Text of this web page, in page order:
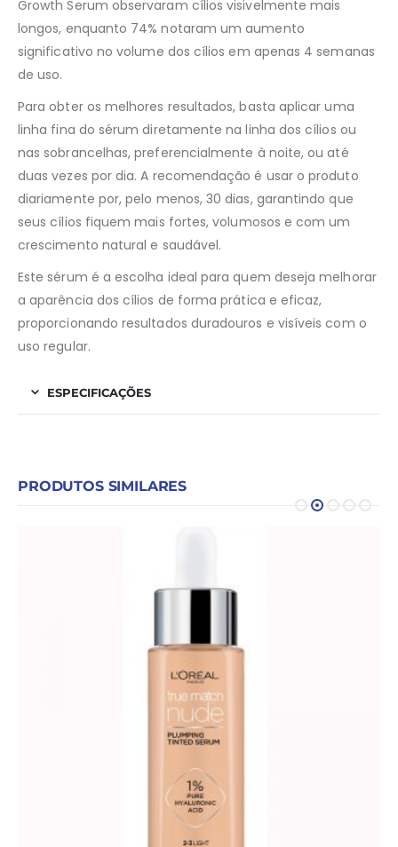
Growth Serum observaram cílios visivelmente mais
longos, enquanto 74% notaram um aumento
significativo no volume dos cílios em apenas 4 semanas
de uso.
Para obter os melhores resultados, basta aplicar uma
linha fina do sérum diretamente na linha dos cílios ou
nas sobrancelhas, preferencialmente à noite, ou até
duas vezes por dia. A recomendação é usar o produto
diariamente por, pelo menos, 30 dias, garantindo que
seus cílios fiquem mais fortes, volumosos e com um
crescimento natural e saudável.
Este sérum é a escolha ideal para quem deseja melhorar
a aparência dos cílios de forma prática e eficaz,
proporcionando resultados duradouros e visíveis com o
uso regular.
ESPECIFICAÇÕES
PRODUTOS SIMILARES